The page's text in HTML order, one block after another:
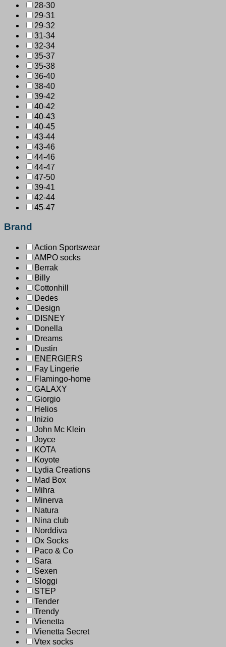
28-30
29-31
29-32
31-34
32-34
35-37
35-38
36-40
38-40
39-42
40-42
40-43
40-45
43-44
43-46
44-46
44-47
47-50
39-41
42-44
45-47
Brand
Action Sportswear
AMPO socks
Berrak
Billy
Cottonhill
Dedes
Design
DISNEY
Donella
Dreams
Dustin
ENERGIERS
Fay Lingerie
Flamingo-home
GALAXY
Giorgio
Helios
Inizio
John Mc Klein
Joyce
KOTA
Koyote
Lydia Creations
Mad Box
Mihra
Minerva
Natura
Nina club
Norddiva
Ox Socks
Paco & Co
Sara
Sexen
Sloggi
STEP
Tender
Trendy
Vienetta
Vienetta Secret
Vtex socks